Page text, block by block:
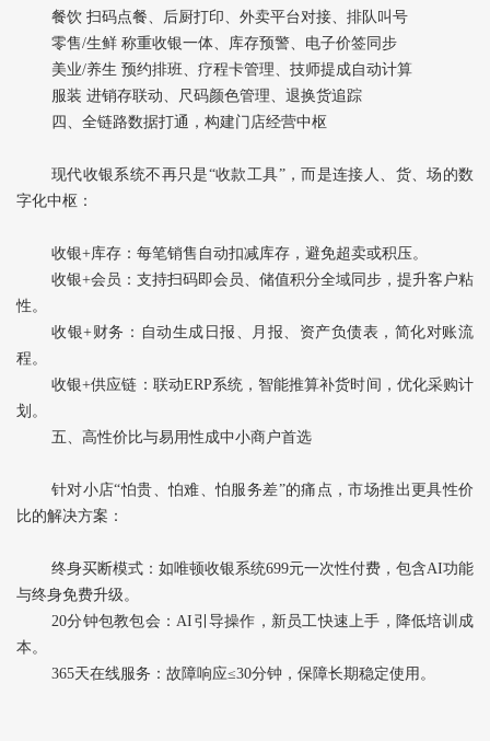
餐饮 扫码点餐、后厨打印、外卖平台对接、排队叫号
零售/生鲜 称重收银一体、库存预警、电子价签同步
美业/养生 预约排班、疗程卡管理、技师提成自动计算
服装 进销存联动、尺码颜色管理、退换货追踪
四、全链路数据打通，构建门店经营中枢
现代收银系统不再只是“收款工具”，而是连接人、货、场的数
字化中枢：
收银+库存‌：每笔销售自动扣减库存，避免超卖或积压。
收银+会员‌：支持扫码即会员、储值积分全域同步，提升客户粘
性。
收银+财务‌：自动生成日报、月报、资产负债表，简化对账流
程。
收银+供应链‌：联动ERP系统，智能推算补货时间，优化采购计
划。
五、高性价比与易用性成中小商户首选
针对小店“怕贵、怕难、怕服务差”的痛点，市场推出更具性价
比的解决方案：
终身买断模式‌：如唯顿收银系统699元一次性付费，包含AI功能
与终身免费升级。
20分钟包教包会‌：AI引导操作，新员工快速上手，降低培训成
本。
365天在线服务‌：故障响应≤30分钟，保障长期稳定使用。